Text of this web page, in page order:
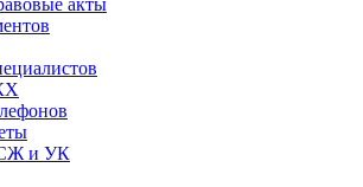
акты
и УК